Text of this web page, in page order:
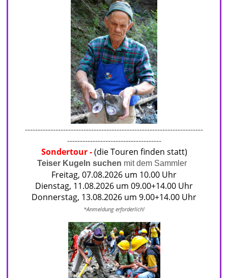
----------------------------------------------------------------------
-------------------------------------
Sondertour -(die Touren finden statt)
Teiser Kugeln suchen mit dem Sammler
Freitag, 07.08.2026 um 10.00 Uhr
Dienstag, 11.08.2026 um 09.00+14.00 Uhr
Donnerstag, 13.08.2026 um 9.00+14.00 Uhr
*Anmeldung erforderlich!